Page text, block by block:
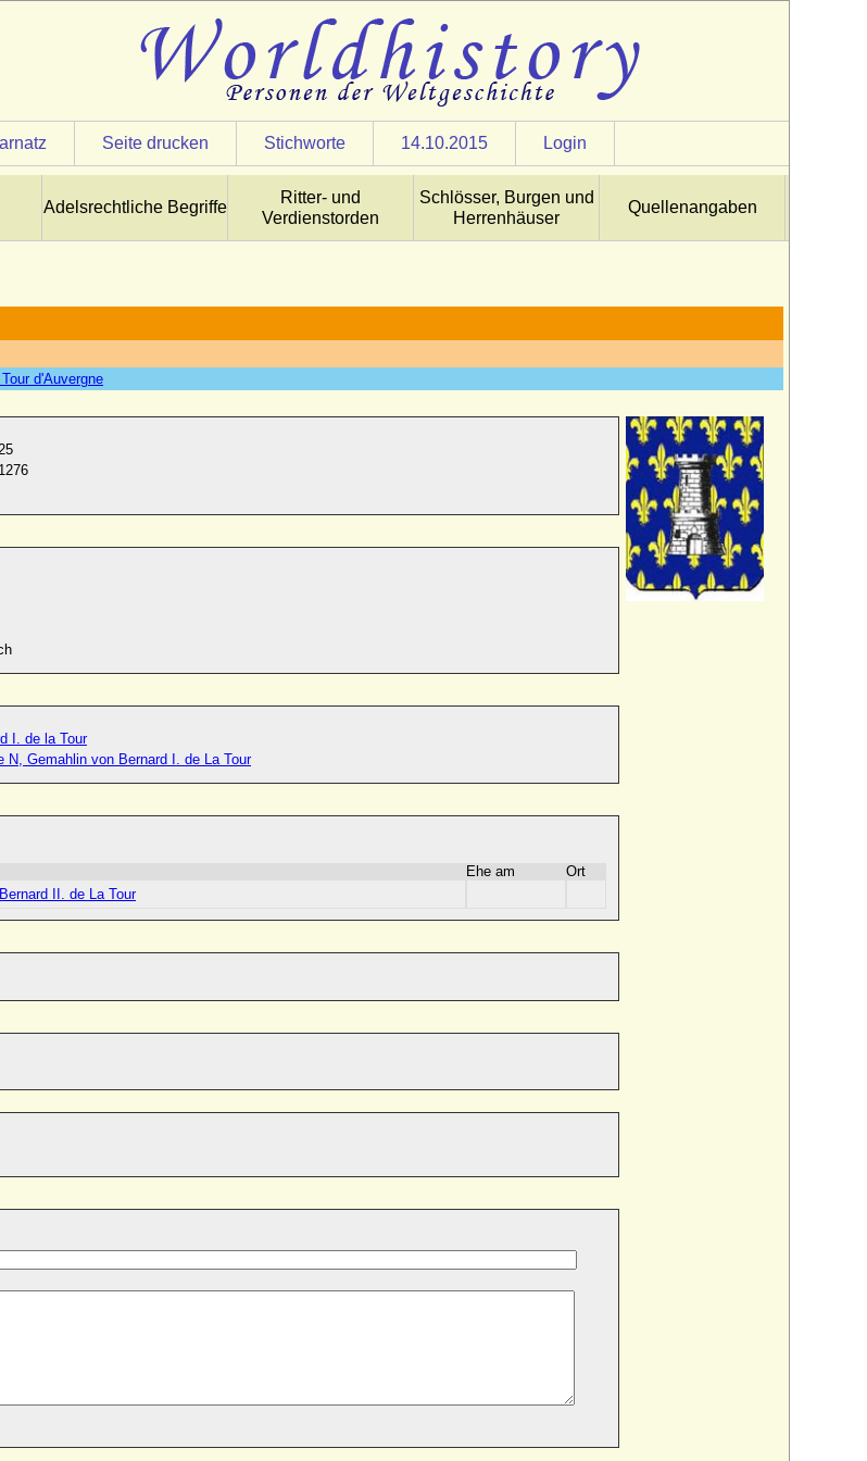
Seite drucken Stichworte 14.10.2015 Login
Adelsrechtliche Begriffe
Ritter- und
Verdienstorden
Schlösser, Burgen und
Herrenhäuser
Quellenangaben
d'Auvergne
I. de la Tour
N, Gemahlin von Bernard I. de La Tour
Ehe am
Ort
II. de La Tour